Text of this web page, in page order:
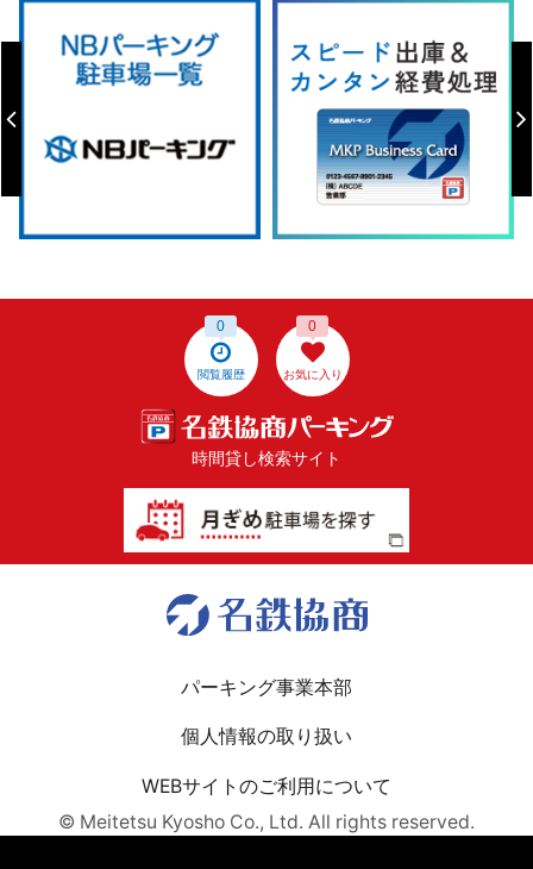
閲覧履歴
0
お気に入り
0
時間貸し検索サイト
パーキング事業本部
個人情報の取り扱い
WEBサイトのご利用について
© Meitetsu Kyosho Co., Ltd. All rights reserved.